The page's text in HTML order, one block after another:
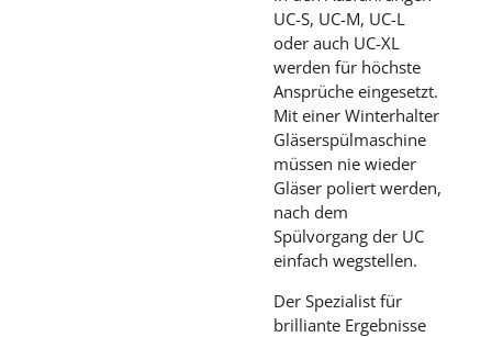
UC-S, UC-M, UC-L
oder auch UC-XL
werden für höchste
Ansprüche eingesetzt.
Mit einer Winterhalter
Gläserspülmaschine
müssen nie wieder
Gläser poliert werden,
nach dem
Spülvorgang der UC
einfach wegstellen.
Der Spezialist für
brilliante Ergebnisse